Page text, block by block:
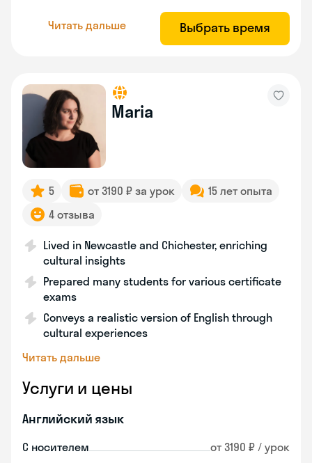
Читать дальше Выбрать время
Maria
5 от 3190 ₽ за урок
15 лет опыта
4 отзыва
Lived in Newcastle and Chichester, enriching
cultural insights
Prepared many students for various certificate
exams
Conveys a realistic version of English through
cultural experiences
Читать дальше
Услуги и цены
Английский язык
С носителем от 3190 ₽ / урок